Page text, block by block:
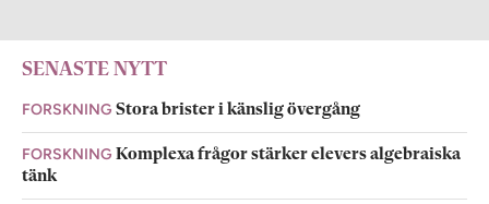
SENASTE NYTT
FORSKNING Stora brister i känslig övergång
FORSKNING Komplexa frågor stärker elevers algebraiska
tänk